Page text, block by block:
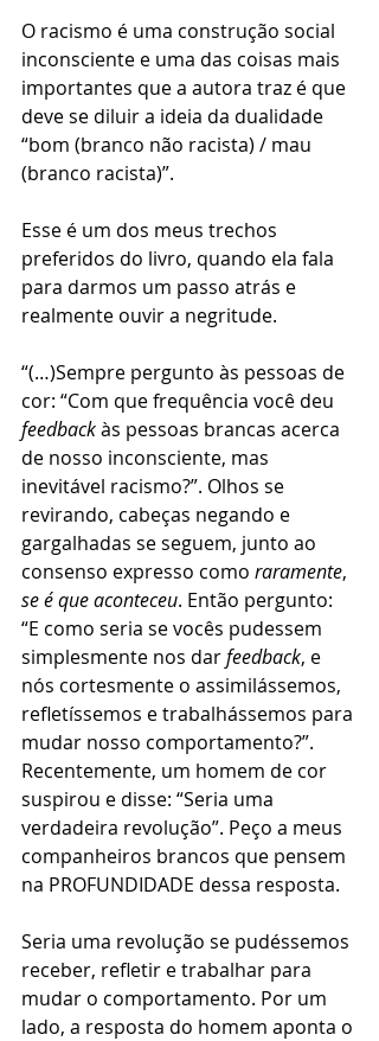
O racismo é uma construção social
inconsciente e uma das coisas mais
importantes que a autora traz é que
deve se diluir a ideia da dualidade
“bom (branco não racista) / mau
(branco racista)”.
Esse é um dos meus trechos
preferidos do livro, quando ela fala
para darmos um passo atrás e
realmente ouvir a negritude.
“(…)Sempre pergunto às pessoas de
cor: “Com que frequência você deu
feedback às pessoas brancas acerca
de nosso inconsciente, mas
inevitável racismo?”. Olhos se
revirando, cabeças negando e
gargalhadas se seguem, junto ao
consenso expresso como raramente,
se é que aconteceu. Então pergunto:
“E como seria se vocês pudessem
simplesmente nos dar feedback, e
nós cortesmente o assimilássemos,
refletíssemos e trabalhássemos para
mudar nosso comportamento?”.
Recentemente, um homem de cor
suspirou e disse: “Seria uma
verdadeira revolução”. Peço a meus
companheiros brancos que pensem
na PROFUNDIDADE dessa resposta.
Seria uma revolução se pudéssemos
receber, refletir e trabalhar para
mudar o comportamento. Por um
lado, a resposta do homem aponta o